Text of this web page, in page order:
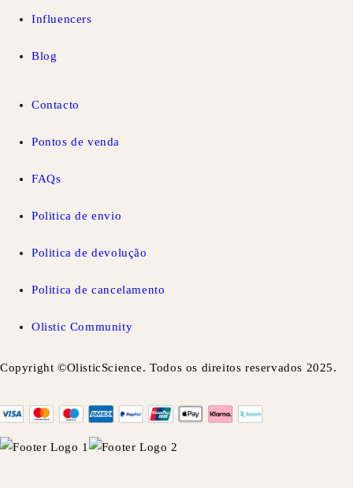
Influencers
Blog
Contacto
Pontos de venda
FAQs
Politica de envio
Politica de devolução
Politica de cancelamento
Olistic Community
Copyright ©OlisticScience. Todos os direitos reservados 2025.